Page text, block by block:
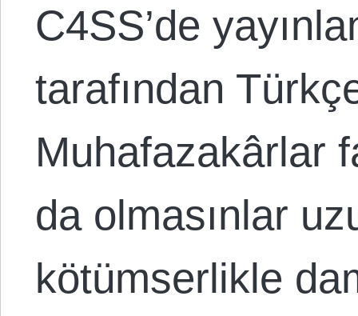
C4SS’de
tarafından
Muhafazakârlar
da olmasınlar
kötümserlikle